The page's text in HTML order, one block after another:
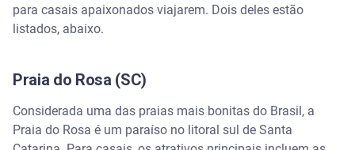
para casais apaixonados viajarem. Dois deles estão
listados, abaixo.
Praia do Rosa (SC)
Considerada uma das praias mais bonitas do Brasil, a
Praia do Rosa é um paraíso no litoral sul de Santa